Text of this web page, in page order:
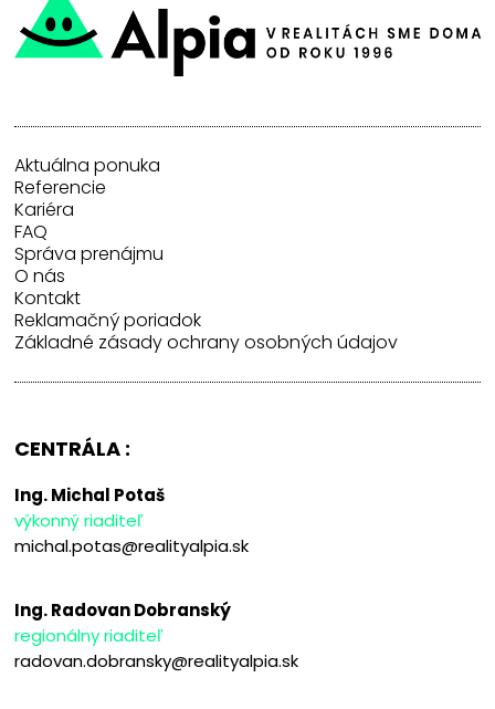
Aktuálna ponuka
Referencie
Kariéra
FAQ
Správa prenájmu
O nás
Kontakt
Reklamačný poriadok
Základné zásady ochrany osobných údajov
CENTRÁLA :
Ing. Michal Potaš
výkonný riaditeľ
michal.potas@realityalpia.sk
Ing. Radovan Dobranský
regionálny riaditeľ
radovan.dobransky@realityalpia.sk